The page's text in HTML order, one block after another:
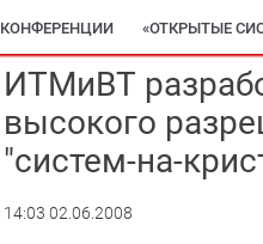
КОНФЕРЕНЦИИ «ОТКРЫТЫЕ
ИТМиВТ
высокого
"систем-на-
14:03 02.06.2008